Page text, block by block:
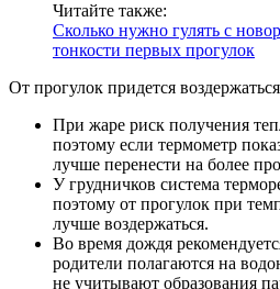
Читайте также:
Сколько нужно гулять с
тонкости первых прогулок
От прогулок придется
При жаре риск получения
поэтому если термометр
лучше перенести на более
У грудничков система
поэтому от прогулок при
лучше воздержаться.
Во время дождя
родители полагаются на
не учитывают образования